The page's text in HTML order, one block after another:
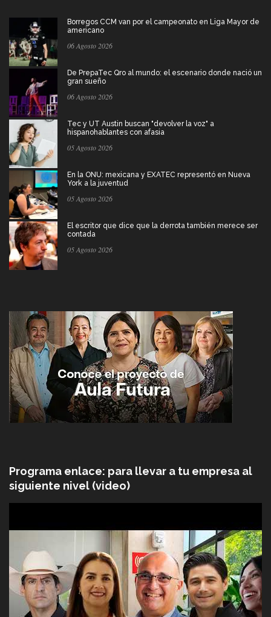
Borregos CCM van por el campeonato en Liga Mayor de
americano
06 Agosto 2026
De PrepaTec Qro al mundo: el escenario donde nació un
gran sueño
06 Agosto 2026
Tec y UT Austin buscan "devolver la voz" a
hispanohablantes con afasia
05 Agosto 2026
En la ONU: mexicana y EXATEC representó en Nueva
York a la juventud
05 Agosto 2026
El escritor que dice que la derrota también merece ser
contada
05 Agosto 2026
Programa enlace: para llevar a tu empresa al
siguiente nivel (video)